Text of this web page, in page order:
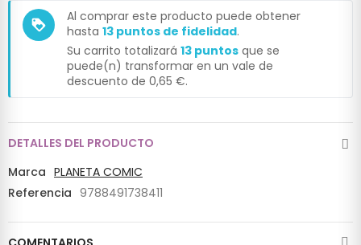
loyalty
Al comprar este producto puede obtener
hasta 13 puntos de fidelidad.
Su carrito totalizará 13 puntos que se
puede(n) transformar en un vale de
descuento de 0,65 €.
DETALLES DEL PRODUCTO
Marca PLANETA COMIC
Referencia 9788491738411